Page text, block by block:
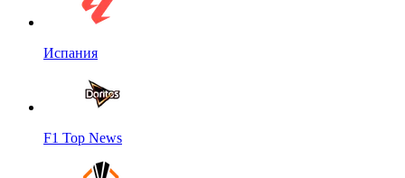
Испания
F1 Top News